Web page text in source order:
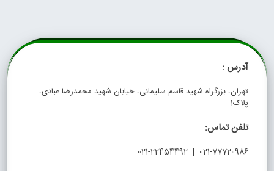
آدرس :
تهران، بزرگراه شهید قاسم سلیمانی، خیابان شهید محمدرضا عبادی،
پلاک1
تلفن تماس:
021-77720986 | 021-22454492